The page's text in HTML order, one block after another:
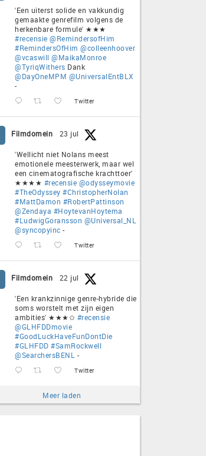
'Een uiterst solide en vakkundig
gemaakte genrefilm volgens de
herkenbare formule' ★★★
#recensie @RemindersofHim
#RemindersOfHim @colleenhoover
@vcaswill @MaikaMonroe
@TyriqWithers Dank
@DayOneMPM @UniversalEntBLX
-
Twitter
Filmdomein 23 jul
'Wellicht niet Nolans meest
emotionele meesterwerk, maar wel
een cinematografische krachttoer'
★★★★ #recensie @odysseymovie
#TheOdyssey #ChristopherNolan
#MattDamon #RobertPattinson
@Zendaya #HoytevanHoytema
#LudwigGoransson @Universal_NL
@syncopyinc -
Twitter
Filmdomein 22 jul
'Een krankzinnige genre-hybride die
soms worstelt met zijn eigen
ambities' ★★★✩ #recensie
@GLHFDDmovie
#GoodLuckHaveFunDontDie
#GLHFDD #SamRockwell
@SearchersBENL -
Twitter
Meer laden